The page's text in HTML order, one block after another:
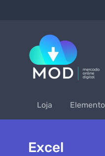
Loja
Excel